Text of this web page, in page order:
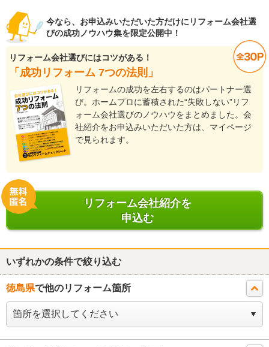
今なら、お申込みいただいた方だけにリフォーム会社選
びの成功ノウハウ集を限定公開中！
リフォーム会社選びにはコツがある！
「成功リフォーム 7つの法則」
リフォームの成功を左右するのはパートナー選
び。ホームプロに蓄積された“失敗しない”リフ
ォーム会社選びのノウハウをまとめました。会
社紹介をお申込みいただいた方は、マイページ
で見られます。
リフォーム会社紹介を
申込む
いずれかの条件で絞り込む
徳島県で他のリフォーム箇所